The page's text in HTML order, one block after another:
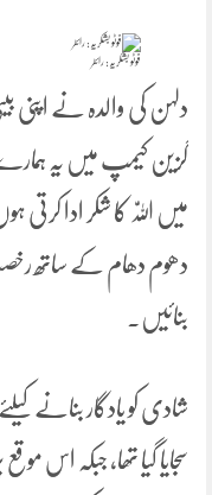
فوٹو بشکریہ: رائٹر
دلہن کی والدہ نے اپنی
گزین کیمپ میں یہ
میں اللّٰہ کا شکر ادا کرتی
دھوم دھام کے ساتھ
بنائیں۔
شادی کو یادگار بنانے
سجایا گیا تھا، جبکہ اس